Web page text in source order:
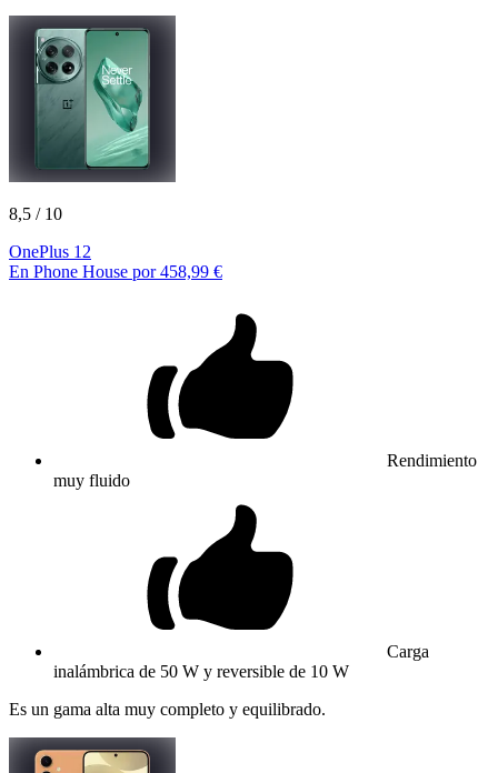
8,5 / 10
OnePlus 12
En Phone House por 458,99 €
Rendimiento
muy fluido
Carga
inalámbrica de 50 W y reversible de 10 W
Es un gama alta muy completo y equilibrado.